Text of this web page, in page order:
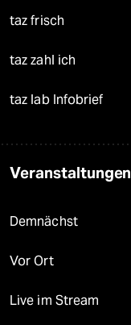
taz frisch
taz zahl ich
taz lab Infobrief
Veranstaltungen
Demnächst
Vor Ort
Live im Stream